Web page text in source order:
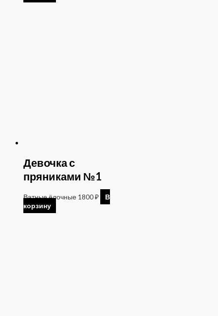
Девочка с
пряниками №1
Ватные ёлочные 1800₽
В
корзину